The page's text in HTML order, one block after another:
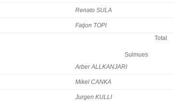
Renato SULA
Fatjon TOPI
Total
Sulmues
Arber ALLKANJARI
Mikel CANKA
Jurgen KULLI